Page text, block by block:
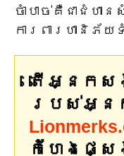
ចាំបាច់គឺជាជំហា
ការពារហានិភ័យទ
តើអ្នក
របស់អ្នក
កំហែងផ្សេ